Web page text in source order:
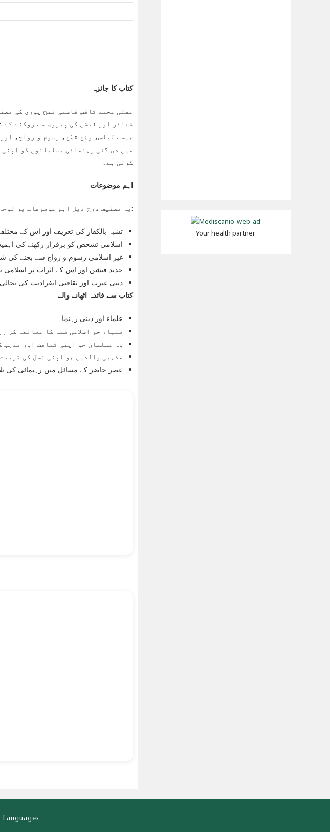
کتاب کا جائزہ
مفتی محمد ثاقب قاسمی فتح پوری کی
شعائر اور فیشن کی پیروی سے روکنے کے
جیسے لباس، وضع قطع، رسوم و رواج،
میں دی گئی رہنمائی مسلمانوں کو
کرتی ہے۔
اہم موضوعات
یہ تصنیف درج ذیل اہم موضوعات پر توجہ دیتی ہے:
تشبہ بالکفار کی تعریف اور اس کے
اسلامی تشخص کو برقرار رکھنے کی
غیر اسلامی رسوم و رواج سے بچنے کی
جدید فیشن اور اس کے اثرات پر اسلامی
دینی غیرت اور ثقافتی انفرادیت کی
کتاب سے فائدہ اٹھانے والے
علماء اور دینی رہنما
طلباء جو اسلامی فقہ کا مطالعہ کر
وہ مسلمان جو اپنی ثقافت اور مذہب
مذہبی والدین جو اپنی نسل کی
عصر حاضر کے مسائل میں رہنمائی کی
Your health partner
Languages